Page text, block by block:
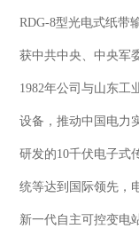
RDG-8型光电式纸带
获中共中央、中央军
1982年公司与山东工
设备，推动中国电力
研发的10千伏电子式
统等达到国际领先，
新一代自主可控变电